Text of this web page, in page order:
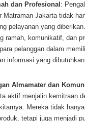
dan Profesional :
Matraman Jakarta tidak
pelayanan yang
ramah, komunikatif, dan
pelanggan dalam
informasi yang
Almamater dan
aktif menjalin kemitraan
Mereka tidak
tetapi juga menjadi